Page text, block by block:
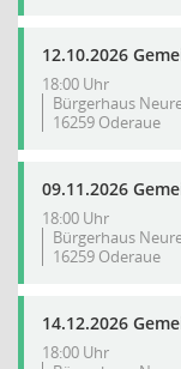
12.10.2026
18:00 Uhr
Bürgerhaus
16259 Oderaue
09.11.2026
18:00 Uhr
Bürgerhaus
16259 Oderaue
14.12.2026
18:00 Uhr